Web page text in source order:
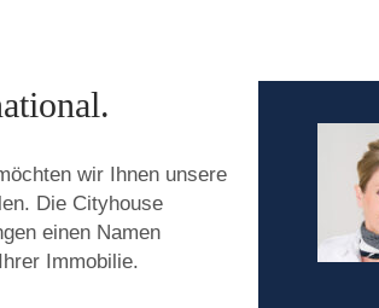
wir Ihnen unsere
Die Cityhouse
einen Namen
Immobilie.